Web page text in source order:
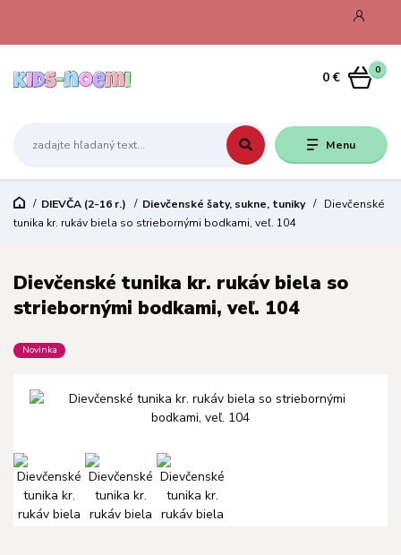
Menu
0
0 €
DIEVČA (2-16 r.) Dievčenské šaty, sukne, tuniky
Dievčenské
tunika kr. rukáv biela so striebornými bodkami, veľ. 104
Dievčenské tunika kr. rukáv biela so
striebornými bodkami, veľ. 104
Novinka